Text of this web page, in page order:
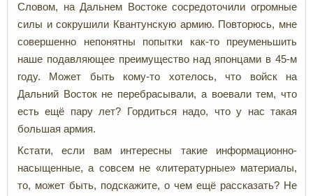
Словом, на Дальнем Востоке сосредоточили огромные
силы и сокрушили Квантунскую армию. Повторюсь, мне
совершенно непонятны попытки как-то преуменьшить
наше подавляющее преимущество над японцами в 45-м
году. Может быть кому-то хотелось, что войск на
Дальний Восток не перебрасывали, а воевали тем, что
есть ещё пару лет? Гордиться надо, что у нас такая
большая армия.
Кстати, если вам интересны такие информационно-
насыщенные, а совсем не «литературные» материалы,
то, может быть, подскажите, о чем ещё рассказать? Не